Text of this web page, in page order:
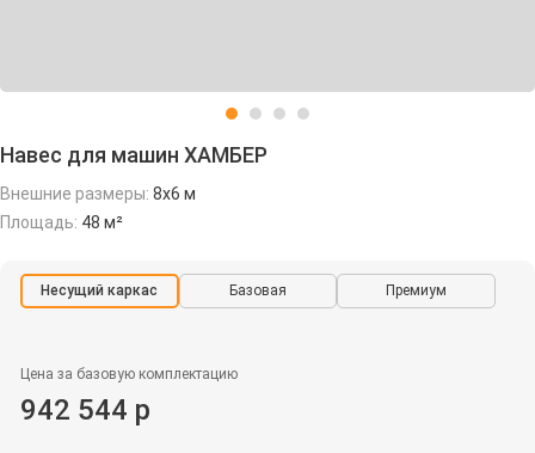
Навес для машин ХАМБЕР
Внешние размеры: 8х6 м
Площадь: 48 м²
Несущий каркас Базовая Премиум
Цена за базовую комплектацию
942 544 р